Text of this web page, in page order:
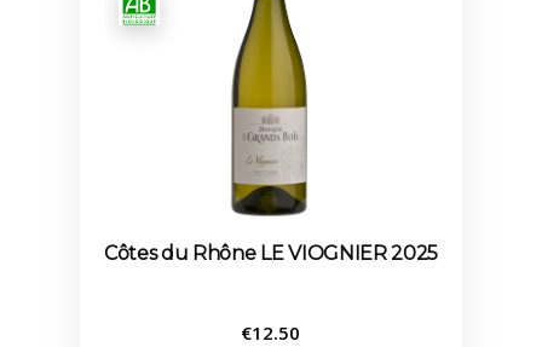
Côtes du Rhône LE VIOGNIER 2025
€12.50